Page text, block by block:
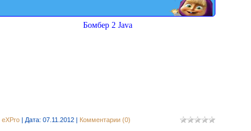
Бомбер 2 Java
eXPro | Дата: 07.11.2012 | Комментарии (0)